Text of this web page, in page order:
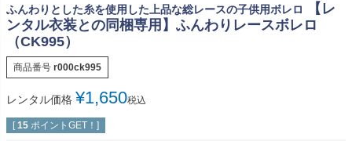
ふんわりとした糸を使用した上品な総レースの子供用ボレロ
【レ
ンタル衣装との同梱専用】ふんわりレースボレロ
（CK995）
商品番号 r000ck995
レンタル価格 ¥1,650税込
[ 15 ポイントGET！]